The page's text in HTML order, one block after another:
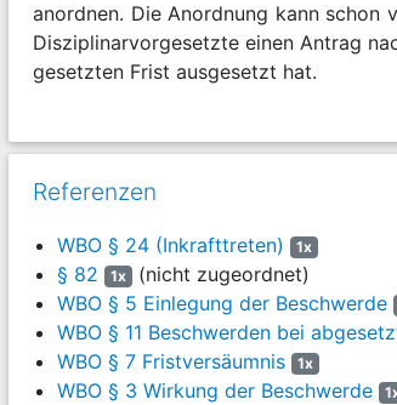
anordnen. Die Anordnung kann
Disziplinarvorgesetzte einen Antrag
gesetzten Frist ausgesetzt hat.
Referenzen
WBO § 24 (Inkrafttreten) 1x
§ 82 1x (nicht zugeordnet)
WBO § 5 Einlegung der Beschwerde
WBO § 11 Beschwerden bei
WBO § 7 Fristversäumnis 1x
WBO § 3 Wirkung der Beschwerde